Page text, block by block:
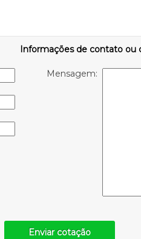
Informações de contato ou
Mensagem:
Enviar cotação